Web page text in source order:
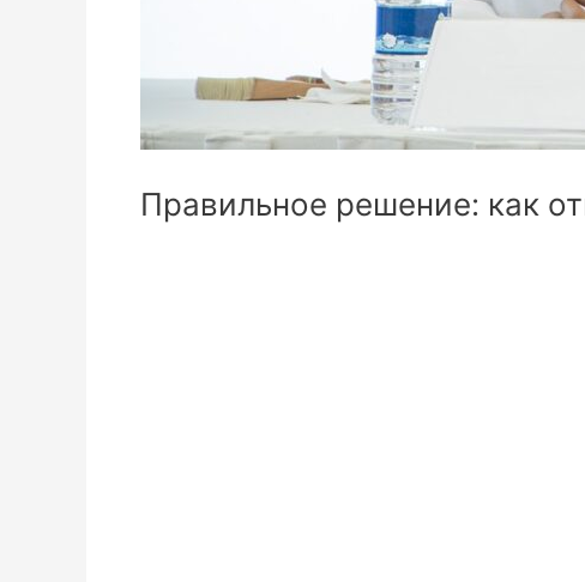
Правильное решение: как